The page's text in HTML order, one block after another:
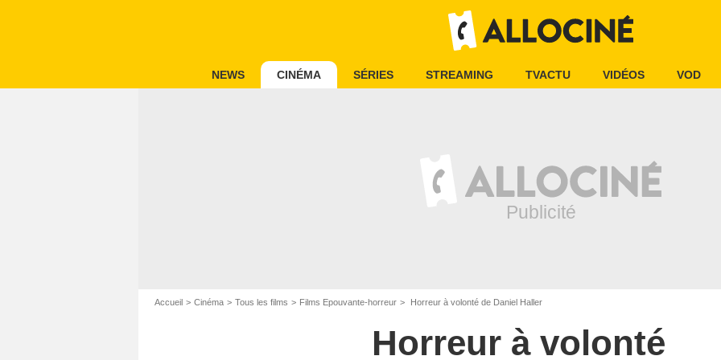
NEWS CINÉMA SÉRIES STREAMING TVACTU VIDÉOS VOD
Accueil Cinéma Tous les films Films Epouvante-horreur Horreur à volonté de Daniel Haller
Horreur à volonté